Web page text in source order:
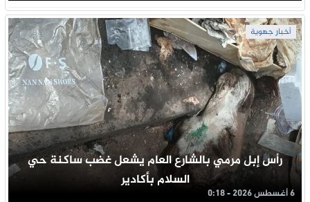
أخبار جهوية
رأس إبل مرمي بالشارع العام يشعل غضب ساكنة حي
السلام بأكادير
6 أغسطس 2026 - 0:18